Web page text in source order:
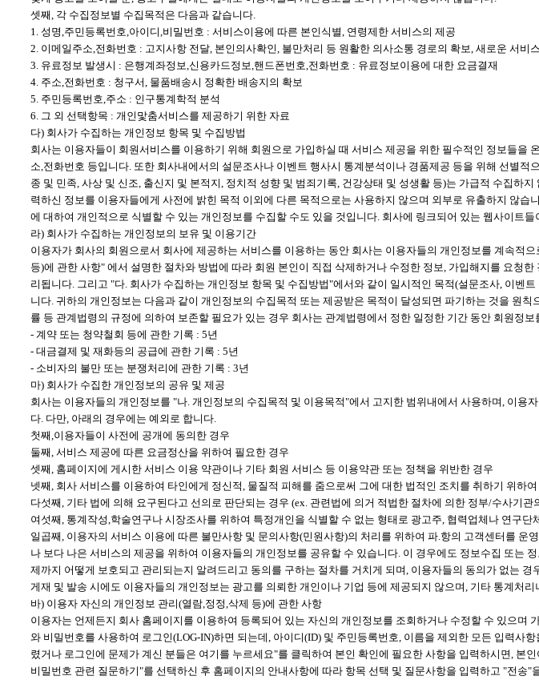
셋째, 각 수집정보별 수집목적은 다음과 같습니다.
1. 성명,주민등록번호,아이디,비밀번호 : 서비스이용에 따른 본인식별, 연령제한 서비스의 제공
2. 이메일주소,전화번호 : 고지사항 전달, 본인의사확인, 불만처리 등 원활한 의사소통 경로의 확보, 새로운 서비
3. 유료정보 발생시 : 은행계좌정보,신용카드정보,핸드폰번호,전화번호 : 유료정보이용에 대한 요금결재
4. 주소,전화번호 : 청구서, 물품배송시 정확한 배송지의 확보
5. 주민등록번호,주소 : 인구통계학적 분석
6. 그 외 선택항목 : 개인맟춤서비스를 제공하기 위한 자료
다) 회사가 수집하는 개인정보 항목 및 수집방법
회사는 이용자들이 회원서비스를 이용하기 위해 회원으로 가입하실 때 서비스 제공을 위한 필수적인 정보들
소,전화번호 등입니다. 또한 회사내에서의 설문조사나 이벤트 행사시 통계분석이나 경품제공 등을 위해 선별
종 및 민족, 사상 및 신조, 출신지 및 본적지, 정치적 성향 및 범죄기록, 건강상태 및 성생활 등)는 가급적 수집
력하신 정보를 이용자들에게 사전에 밝힌 목적 이외에 다른 목적으로는 사용하지 않으며 외부로 유출하지 않
에 대하여 개인적으로 식별할 수 있는 개인정보를 수집할 수도 있을 것입니다. 회사에 링크되어 있는 웹사이트
라) 회사가 수집하는 개인정보의 보유 및 이용기간
이용자가 회사의 회원으로서 회사에 제공하는 서비스를 이용하는 동안 회사는 이용자들의 개인정보를 계속적
등)에 관한 사항" 에서 설명한 절차와 방법에 따라 회원 본인이 직접 삭제하거나 수정한 정보, 가입해지를 요청
리됩니다. 그리고 "다. 회사가 수집하는 개인정보 항목 및 수집방법"에서와 같이 일시적인 목적(설문조사, 이벤
니다. 귀하의 개인정보는 다음과 같이 개인정보의 수집목적 또는 제공받은 목적이 달성되면 파기하는 것을 원
률 등 관계법령의 규정에 의하여 보존할 필요가 있는 경우 회사는 관계법령에서 정한 일정한 기간 동안 회원정
- 계약 또는 청약철회 등에 관한 기록 : 5년
- 대금결제 및 재화등의 공급에 관한 기록 : 5년
- 소비자의 불만 또는 분쟁처리에 관한 기록 : 3년
마) 회사가 수집한 개인정보의 공유 및 제공
회사는 이용자들의 개인정보를 "나. 개인정보의 수집목적 및 이용목적"에서 고지한 범위내에서 사용하며, 이
다. 다만, 아래의 경우에는 예외로 합니다.
첫째,이용자들이 사전에 공개에 동의한 경우
둘째, 서비스 제공에 따른 요금정산을 위하여 필요한 경우
셋째, 홈페이지에 게시한 서비스 이용 약관이나 기타 회원 서비스 등 이용약관 또는 정책을 위반한 경우
넷째, 회사 서비스를 이용하여 타인에게 정신적, 물질적 피해를 줌으로써 그에 대한 법적인 조치를 취하기 위하
다섯째, 기타 법에 의해 요구된다고 선의로 판단되는 경우 (ex. 관련법에 의거 적법한 절차에 의한 정부/수사기관
여섯째, 통계작성,학술연구나 시장조사를 위하여 특정개인을 식별할 수 없는 형태로 광고주, 협력업체나 연구단
일곱째, 이용자의 서비스 이용에 따른 불만사항 및 문의사항(민원사항)의 처리를 위하여 파.항의 고객센터를
나 보다 나은 서비스의 제공을 위하여 이용자들의 개인정보를 공유할 수 있습니다. 이 경우에도 정보수집 또는
제까지 어떻게 보호되고 관리되는지 알려드리고 동의를 구하는 절차를 거치게 되며, 이용자들의 동의가 없는
게재 및 발송 시에도 이용자들의 개인정보는 광고를 의뢰한 개인이나 기업 등에 제공되지 않으며, 기타 통계처
바) 이용자 자신의 개인정보 관리(열람,정정,삭제 등)에 관한 사항
이용자는 언제든지 회사 홈페이지를 이용하여 등록되어 있는 자신의 개인정보를 조회하거나 수정할 수 있으
와 비밀번호를 사용하여 로그인(LOG-IN)하면 되는데, 아이디(ID) 및 주민등록번호, 이름을 제외한 모든 입력
렸거나 로그인에 문제가 계신 분들은 여기를 누르세요"를 클릭하여 본인 확인에 필요한 사항을 입력하시면,
비밀번호 관련 질문하기"를 선택하신 후 홈페이지의 안내사항에 따라 항목 선택 및 질문사항을 입력하고 "전